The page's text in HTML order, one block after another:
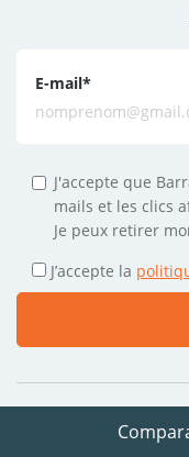
E-mail*
J'accepte que
mails et les clics
Je peux retirer
J’accepte la